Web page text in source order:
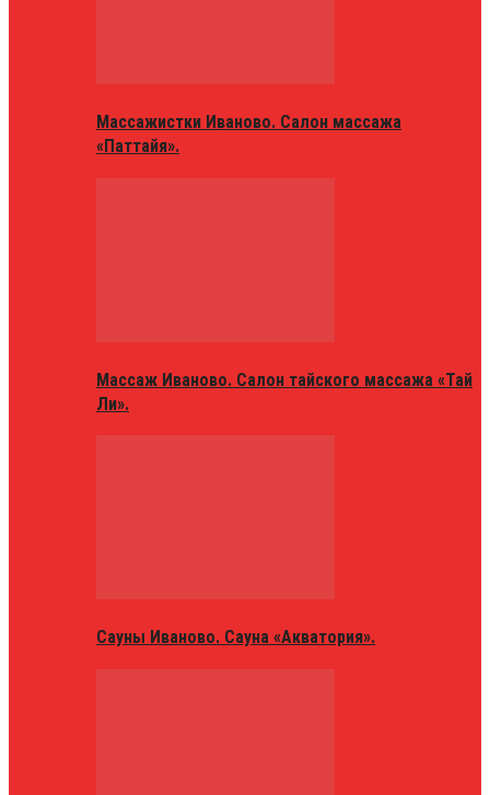
Массажистки Иваново. Салон массажа
«Паттайя».
Массаж Иваново. Салон тайского массажа «Тай
Ли».
Сауны Иваново. Сауна «Акватория».